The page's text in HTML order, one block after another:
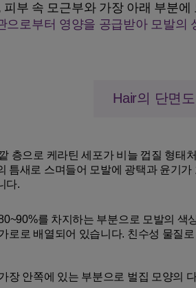
부 속 모근부와 가장 아래 부분
으로부터 영양을 공급받아 모발의
Hair의 단면도
층으로 케라틴 세포가 비늘 껍질 형태
틈새로 스며들어 모발에 광택과 윤기
다.
를 차지하는 부분으로 모발의 색
로로 배열되어 있습니다. 친수성 물질
장 안쪽에 있는 부분으로 벌집 모양의